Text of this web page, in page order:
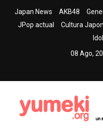
Japan News AKB48
JPop actual
Cultura
08 Ago,